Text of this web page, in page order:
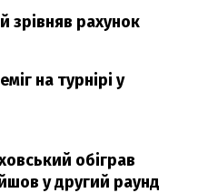
зрівняв рахунок
на турнірі у
обіграв
у другий раунд